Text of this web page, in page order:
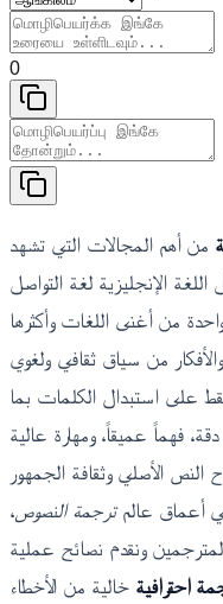
0
من أهم المجالات التي تشهد
الإنجليزية لغة التواصل
واحدة من أغنى اللغات وأكثرها
من سياق ثقافي ولغوي
على استبدال الكلمات بما
فهماً عميقاً، ومهارة عالية
الأصلي وثقافة الجمهور
أعماق عالمترجمة النصوص،
ونقدم نصائح عملية
احترافية